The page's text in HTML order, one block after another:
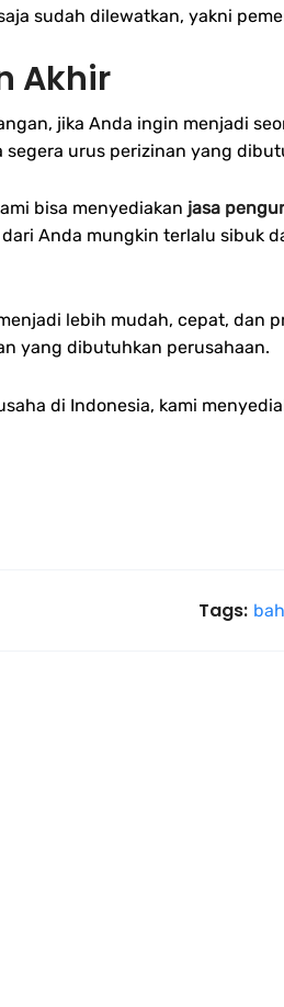
sudah dilewatkan, yakni
Akhir
jika Anda ingin menjadi
urus perizinan yang
bisa menyediakan jasa
Anda mungkin terlalu sibuk
lebih mudah, cepat,
yang dibutuhkan perusahaan.
di Indonesia, kami
Tags: